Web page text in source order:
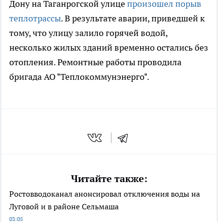
Дону на Таганрогской улицепроизошел порыв
теплотрассы. В результате аварии, приведшей к
тому, что улицу залило горячей водой,
несколько жилых зданий временно остались без
отопления. Ремонтные работы проводила
бригада АО "Теплокоммунэнерго".
Читайте также:
Ростовводоканал анонсировал отключения воды на
Луговой и в районе Сельмаша
03:05